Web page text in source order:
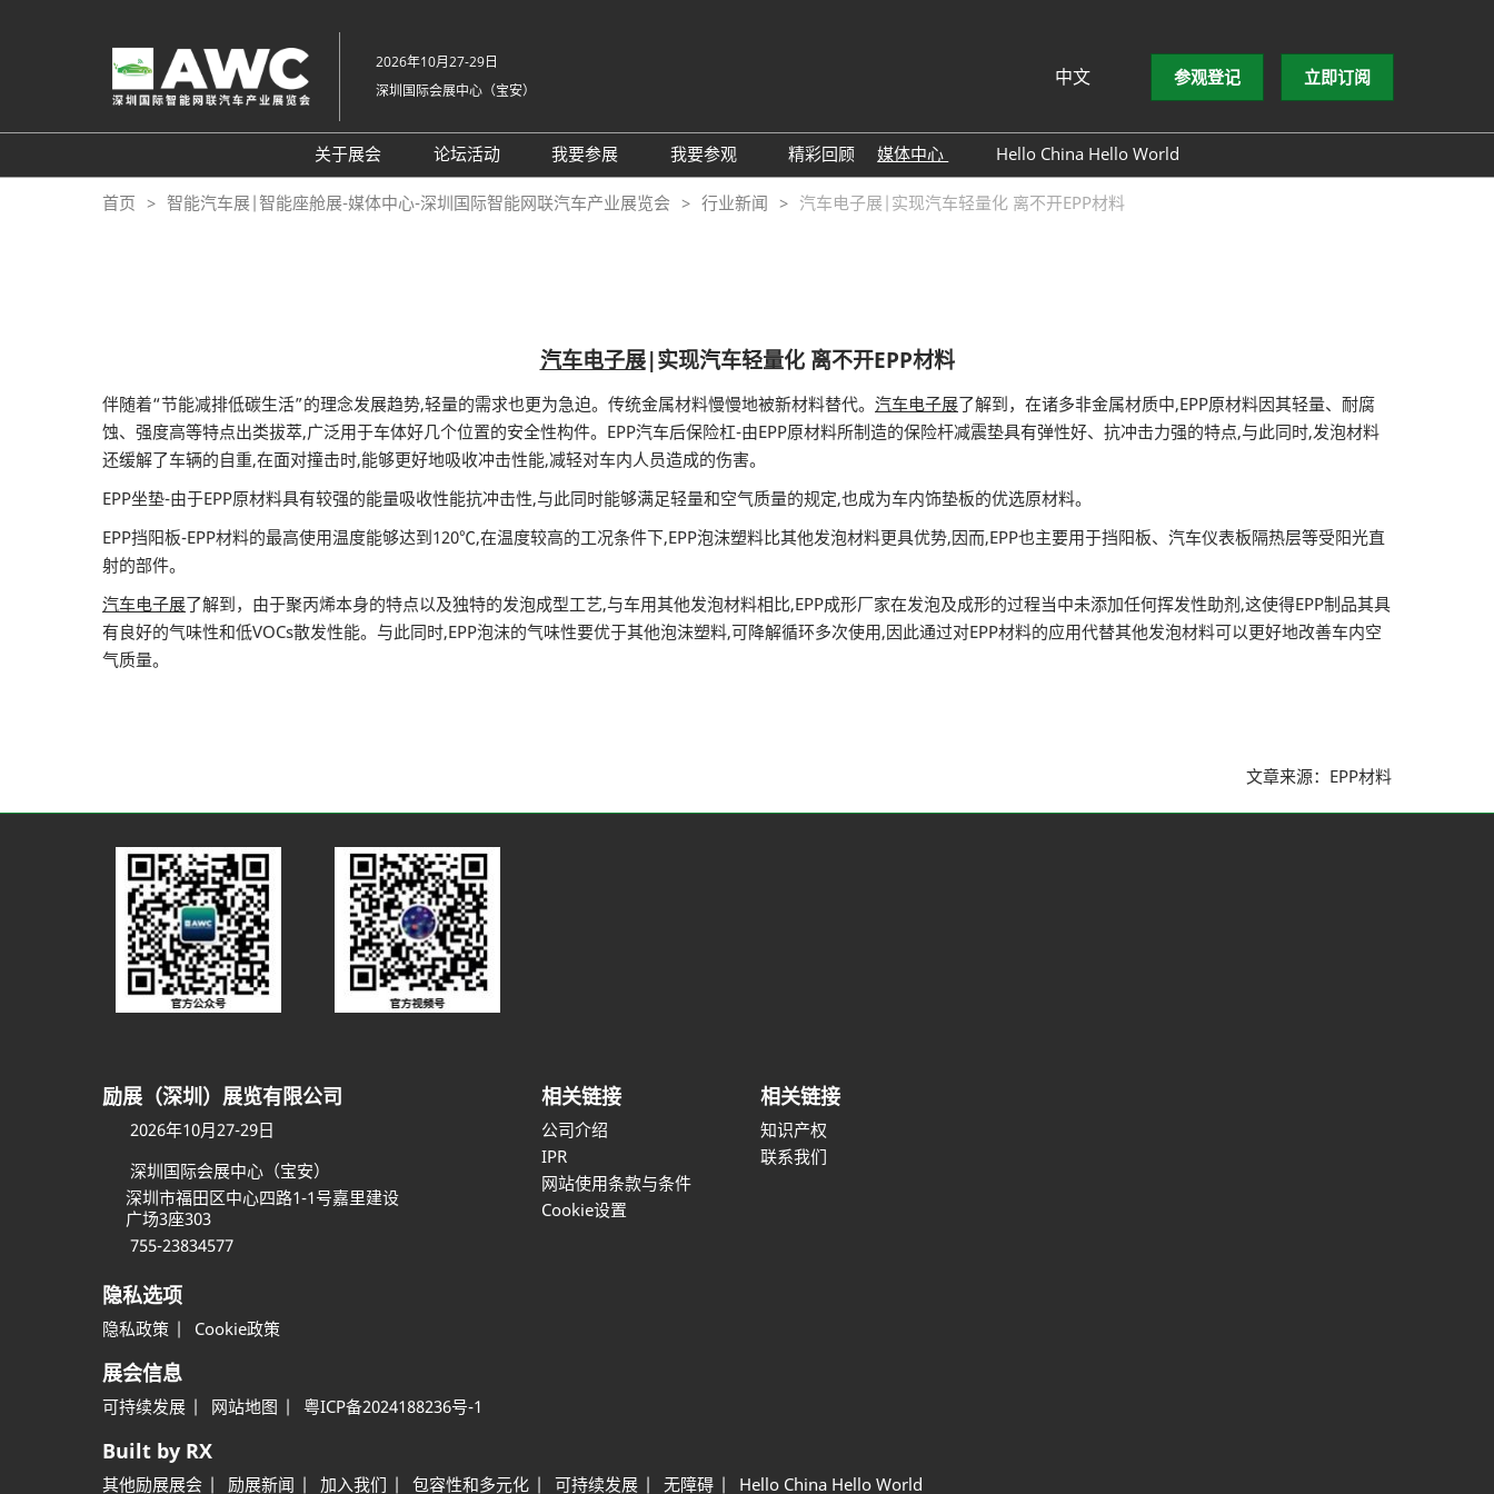
跳
转
容
2026年10月27-29日
深圳国际会展中心（宝安）
中文
English
Tiếng Việt
ภาษาไทย
参观登记 立即订阅
关于展会
组织架构
常见问题解答（Q & A）
论坛活动
2025同期会议活动
我要参展
AWC参展申请
观众范围
走进主机厂
展商增值服务CMO
励展通
我要参观
参观预登记
商务配对
观众增值服务
展商名录
RX Connect 励展通
精彩回顾
媒体中心
展会新闻
Hello China Hello World
首页 智能汽车展|智能座舱展-媒体中心-深圳国际智能网联汽车产业展览会 行业新闻 汽车电子展|实现汽车轻量化 离不开EPP材料
汽车电子展|实现汽车轻量化 离不开EPP材料
伴随着“节能减排低碳生活”的理念发展趋势,轻量的需求也更为急迫。传统金属材料慢慢地被新材料替代。 汽车电子展了解到，在诸多非金属材质中,EPP原材料因其轻量、耐腐
蚀、强度高等特点出类拔萃,广泛用于车体好几个位置的安全性构件。EPP汽车后保险杠-由EPP原材料所制造的保险杆减震垫具有弹性好、抗冲击力强的特点,与此同时,发泡材料
还缓解了车辆的自重,在面对撞击时,能够更好地吸收冲击性能,减轻对车内人员造成的伤害。
EPP坐垫-由于EPP原材料具有较强的能量吸收性能抗冲击性,与此同时能够满足轻量和空气质量的规定,也成为车内饰垫板的优选原材料。
EPP挡阳板-EPP材料的最高使用温度能够达到120℃,在温度较高的工况条件下,EPP泡沫塑料比其他发泡材料更具优势,因而,EPP也主要用于挡阳板、汽车仪表板隔热层等受阳光直
射的部件。
汽车电子展了解到，由于聚丙烯本身的特点以及独特的发泡成型工艺,与车用其他发泡材料相比,EPP成形厂家在发泡及成形的过程当中未添加任何挥发性助剂,这使得EPP制品其具
有良好的气味性和低VOCs散发性能。与此同时,EPP泡沫的气味性要优于其他泡沫塑料,可降解循环多次使用,因此通过对EPP材料的应用代替其他发泡材料可以更好地改善车内空
气质量。
文章来源：EPP材料
励展（深圳）展览有限公司
2026年10月27-29日
深圳国际会展中心（宝安）
深圳市福田区中心四路1-1号嘉里建设
广场3座303
755-23834577
相关链接
公司介绍
IPR
网站使用条款与条件
Cookie设置
相关链接
知识产权
联系我们
隐私选项
隐私政策 Cookie政策
展会信息
可持续发展 网站地图 粤ICP备2024188236号-1
Built by RX
其他励展展会 励展新闻 加入我们 包容性和多元化 可持续发展 无障碍 Hello China Hello World